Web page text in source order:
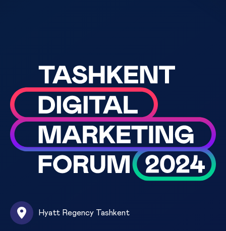
Hyatt Regency Tashkent